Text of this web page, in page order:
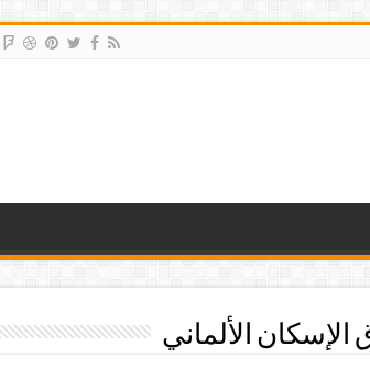
الألماني